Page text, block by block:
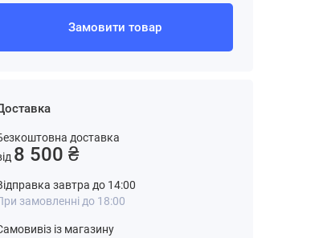
Замовити товар
доставка
8 500 ₴
завтра до 14:00
замовленні до 18:00
із магазину